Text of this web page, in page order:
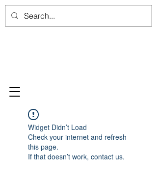
Widget Didn’t Load
Check your internet and refresh
this page.
If that doesn’t work, contact us.